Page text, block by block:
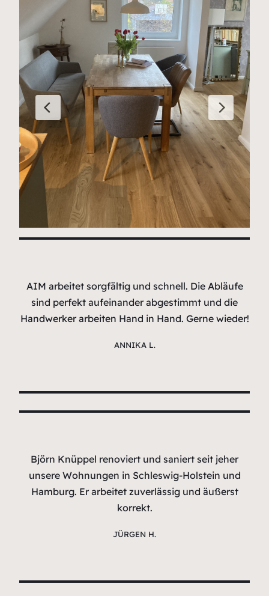
AIM arbeitet sorgfältig und schnell. Die Abläufe
sind perfekt aufeinander abgestimmt und die
Handwerker arbeiten Hand in Hand. Gerne wieder!
ANNIKA L.
Björn Knüppel renoviert und saniert seit jeher
unsere Wohnungen in Schleswig-Holstein und
Hamburg. Er arbeitet zuverlässig und äußerst
korrekt.
JÜRGEN H.